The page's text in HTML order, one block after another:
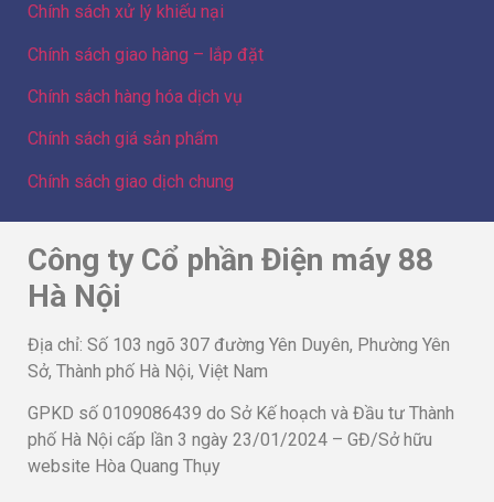
Chính sách xử lý khiếu nại
Chính sách giao hàng – lắp đặt
Chính sách hàng hóa dịch vụ
Chính sách giá sản phẩm
Chính sách giao dịch chung
Công ty Cổ phần Điện máy 88
Hà Nội
Địa chỉ: Số 103 ngõ 307 đường Yên Duyên, Phường Yên
Sở, Thành phố Hà Nội, Việt Nam
GPKD số 0109086439 do Sở Kế hoạch và Đầu tư Thành
phố Hà Nội cấp lần 3 ngày 23/01/2024 – GĐ/Sở hữu
website Hòa Quang Thụy